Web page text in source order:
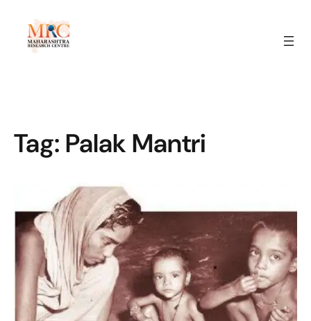
Tag: Palak Mantri